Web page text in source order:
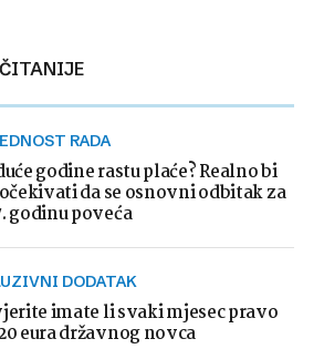
RADA
godine rastu plaće? Realno bi
da se osnovni odbitak za
godinu poveća
DODATAK
imate li svaki mjesec pravo
eura državnog novca